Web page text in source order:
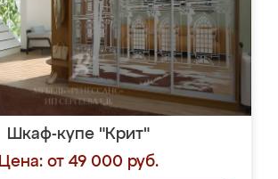
Шкаф-купе "Крит"
Цена: от 49 000 руб.